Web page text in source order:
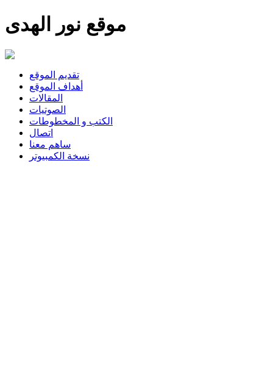
موقع نور الهدى
تقديم الموقع
أهداف الموقع
المقالات
الصوتيات
الكتب و المخطوطات
اتصال
ساهم معنا
نسخة الكمبيوتر